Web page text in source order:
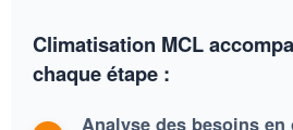
Climatisation MCL
chaque étape :
Analyse des besoins en